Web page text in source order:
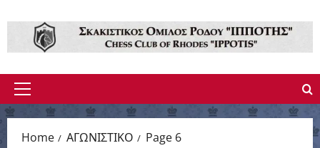
to
content
Primary
Menu
Home ΑΓΩΝΙΣΤΙΚΟ Page 6